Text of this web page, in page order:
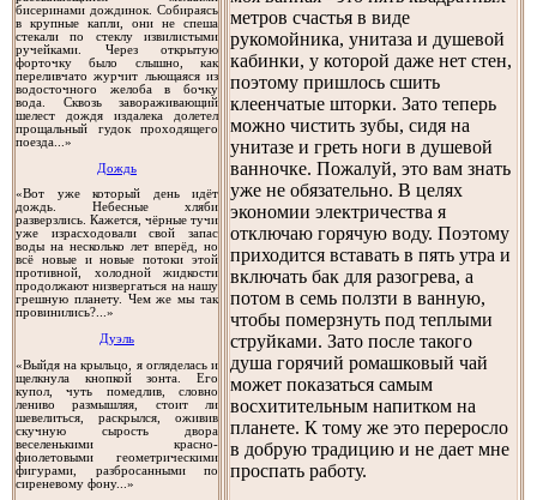
бисеринами дождинок. Собираясь
в крупные капли, они не спеша
стекали по стеклу извилистыми
ручейками. Через открытую
форточку было слышно, как
переливчато журчит льющаяся из
водосточного желоба в бочку
вода. Сквозь завораживающий
шелест дождя издалека долетел
прощальный гудок проходящего
поезда...»
Дождь
«Вот уже который день идёт
дождь. Небесные хляби
разверзлись. Кажется, чёрные тучи
уже израсходовали свой запас
воды на несколько лет вперёд, но
всё новые и новые потоки этой
противной, холодной жидкости
продолжают низвергаться на нашу
грешную планету. Чем же мы так
провинились?...»
Дуэль
«Выйдя на крыльцо, я огляделась и
щелкнула кнопкой зонта. Его
купол, чуть помедлив, словно
лениво размышляя, стоит ли
шевелиться, раскрылся, оживив
скучную сырость двора
веселенькими красно-
фиолетовыми геометрическими
фигурами, разбросанными по
сиреневому фону...»
метров счастья в виде
рукомойника, унитаза и душевой
кабинки, у которой даже нет стен,
поэтому пришлось сшить
клеенчатые шторки. Зато теперь
можно чистить зубы, сидя на
унитазе и греть ноги в душевой
ванночке. Пожалуй, это вам знать
уже не обязательно. В целях
экономии электричества я
отключаю горячую воду. Поэтому
приходится вставать в пять утра и
включать бак для разогрева, а
потом в семь ползти в ванную,
чтобы померзнуть под теплыми
струйками. Зато после такого
душа горячий ромашковый чай
может показаться самым
восхитительным напитком на
планете. К тому же это переросло
в добрую традицию и не дает мне
проспать работу.